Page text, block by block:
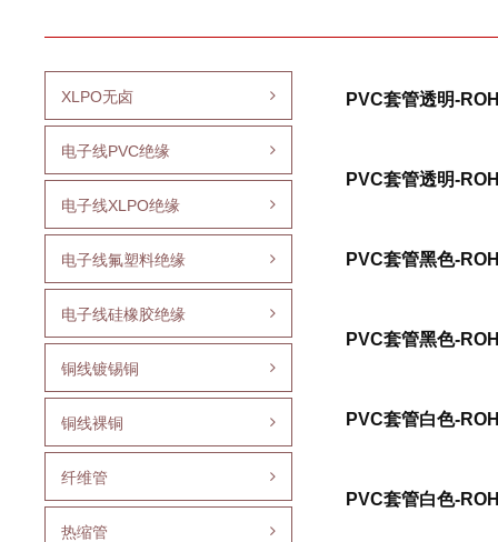
XLPO无卤
电子线PVC绝缘
电子线XLPO绝缘
电子线氟塑料绝缘
电子线硅橡胶绝缘
铜线镀锡铜
铜线裸铜
纤维管
热缩管
PVC套管透明-
PVC套管透明-
PVC套管黑色-
PVC套管黑色-
PVC套管白色-
PVC套管白色-